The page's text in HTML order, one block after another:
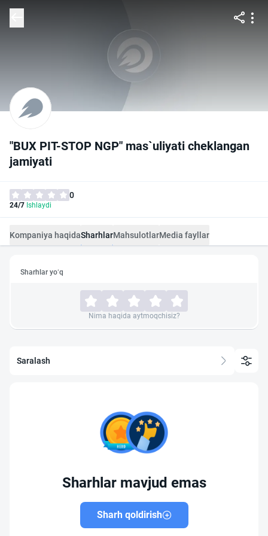
"BUX PIT-STOP NGP" mas`uliyati cheklangan
jamiyati
0
24/7 Ishlaydi
Kompaniya haqidaSharhlarMahsulotlarMedia fayllar
Sharhlar yo‘q
Nima haqida aytmoqchisiz?
Saralash
Sharhlar mavjud emas
Sharh qoldirish